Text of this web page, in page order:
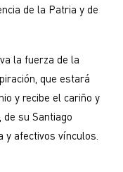
de la Patria y de
la fuerza de la
que estará
y recibe el cariño y
su Santiago
y afectivos vínculos.